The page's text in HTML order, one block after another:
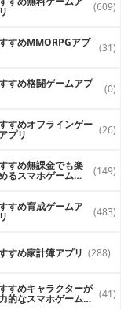
和感なく
様に対応
操作性高い
送信も可能
フォーマットも
応
Unicodeでエン
ール、SMSなど
本アプリで貼り
影場所、イメー
, QR画像のリン
してから認識し
(609)
すめ MMORPGアプ (31)
すめ格闘ゲームアプ (0)
すめオフラインゲー
プリ (26)
すめ無課金でも楽
るスマホゲームア (149)
すめ育成ゲームア (483)
すめ家計簿アプリ (288)
すめキャラクターが
的なスマホゲームア (41)